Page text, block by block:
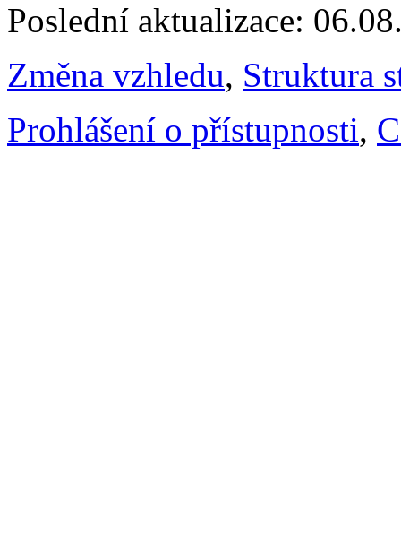
Poslední aktualizace:
Změna vzhledu, Struktura
Prohlášení o přístupnosti,